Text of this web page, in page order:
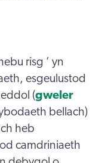
risg ’ yn
esgeulustod
(gweler
bellach)
heb
camdriniaeth